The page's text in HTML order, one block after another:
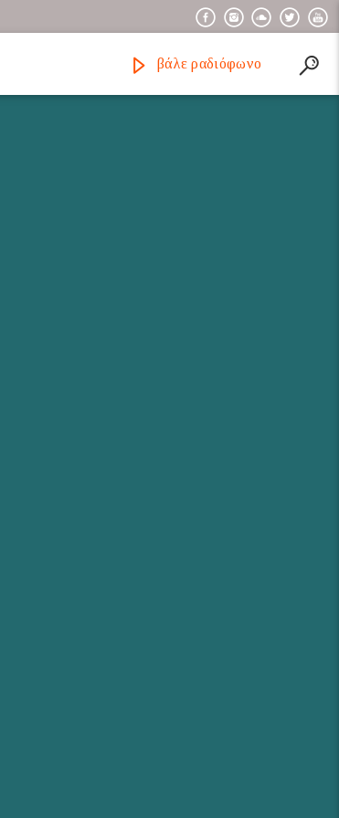
βάλε ραδιόφωνο